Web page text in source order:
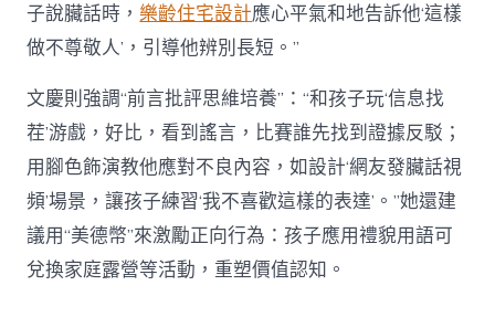
子說臟話時，樂齡住宅設計應心平氣和地告訴他‘這樣
做不尊敬人’，引導他辨別長短。”
文慶則強調“前言批評思維培養”：“和孩子玩‘信息找
茬’游戲，好比，看到謠言，比賽誰先找到證據反駁；
用腳色飾演教他應對不良內容，如設計‘網友發臟話視
頻’場景，讓孩子練習‘我不喜歡這樣的表達’。”她還建
議用“美德幣”來激勵正向行為：孩子應用禮貌用語可
兌換家庭露營等活動，重塑價值認知。